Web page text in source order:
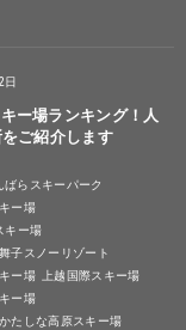
日
ー場ランキング！人
ご紹介します
ばらスキーパーク
ー場
キー場
舞子スノーリゾート
ー場 上越国際スキー場
ー場
かたしな高原スキー場